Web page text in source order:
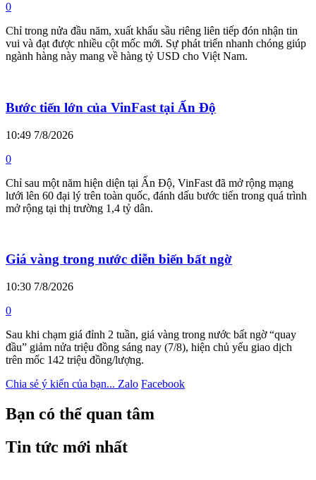
0
Chỉ trong nửa đầu năm, xuất khẩu sầu riêng liên tiếp đón nhận tin
vui và đạt được nhiều cột mốc mới. Sự phát triển nhanh chóng giúp
ngành hàng này mang về hàng tỷ USD cho Việt Nam.
Bước tiến lớn của VinFast tại Ấn Độ
10:49 7/8/2026
0
Chỉ sau một năm hiện diện tại Ấn Độ, VinFast đã mở rộng mạng
lưới lên 60 đại lý trên toàn quốc, đánh dấu bước tiến trong quá trình
mở rộng tại thị trường 1,4 tỷ dân.
Giá vàng trong nước diễn biến bất ngờ
10:30 7/8/2026
0
Sau khi chạm giá đỉnh 2 tuần, giá vàng trong nước bất ngờ “quay
đầu” giảm nửa triệu đồng sáng nay (7/8), hiện chủ yếu giao dịch
trên mốc 142 triệu đồng/lượng.
Chia sẻ ý kiến của bạn... Zalo Facebook
Bạn có thể quan tâm
Tin tức mới nhất